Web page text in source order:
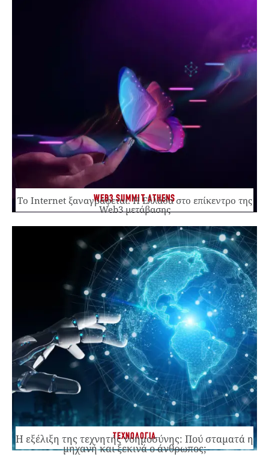
WEB3 SUMMIT ATHENS
Το Internet ξαναγράφεται. Η Ελλάδα στο επίκεντρο της
Web3 μετάβασης
ΤΕΧΝΟΛΟΓΙΑ
Η εξέλιξη της τεχνητής νοημοσύνης: Πού σταματά η
μηχανή και ξεκινά ο άνθρωπος;